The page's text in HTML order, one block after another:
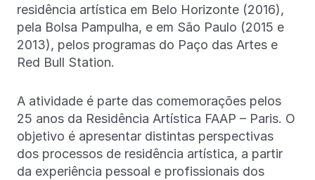
residência artística em Belo Horizonte (2016),
pela Bolsa Pampulha, e em São Paulo (2015 e
2013), pelos programas do Paço das Artes e
Red Bull Station.
A atividade é parte das comemorações pelos
25 anos da Residência Artística FAAP – Paris. O
objetivo é apresentar distintas perspectivas
dos processos de residência artística, a partir
da experiência pessoal e profissionais dos